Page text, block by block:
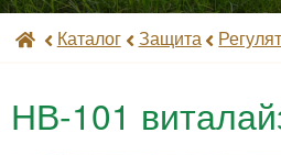
Каталог
Оплата
Мир газонов
Каталог Защита Регуляторы, стимуляторы
НВ-101